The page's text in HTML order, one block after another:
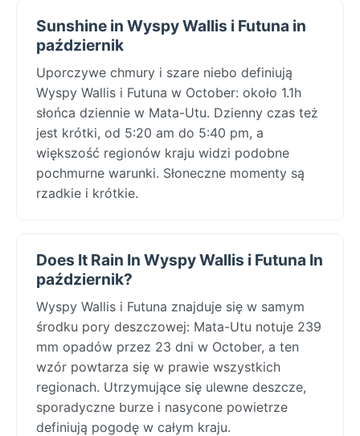
Sunshine in Wyspy Wallis i Futuna in
październik
Uporczywe chmury i szare niebo definiują
Wyspy Wallis i Futuna w October: około 1.1h
słońca dziennie w Mata-Utu. Dzienny czas też
jest krótki, od 5:20 am do 5:40 pm, a
większość regionów kraju widzi podobne
pochmurne warunki. Słoneczne momenty są
rzadkie i krótkie.
Does It Rain In Wyspy Wallis i Futuna In
październik?
Wyspy Wallis i Futuna znajduje się w samym
środku pory deszczowej: Mata-Utu notuje 239
mm opadów przez 23 dni w October, a ten
wzór powtarza się w prawie wszystkich
regionach. Utrzymujące się ulewne deszcze,
sporadyczne burze i nasycone powietrze
definiują pogodę w całym kraju.